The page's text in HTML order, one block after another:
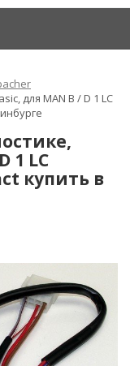
для MAN B / D 1 LC
1 LC
купить в